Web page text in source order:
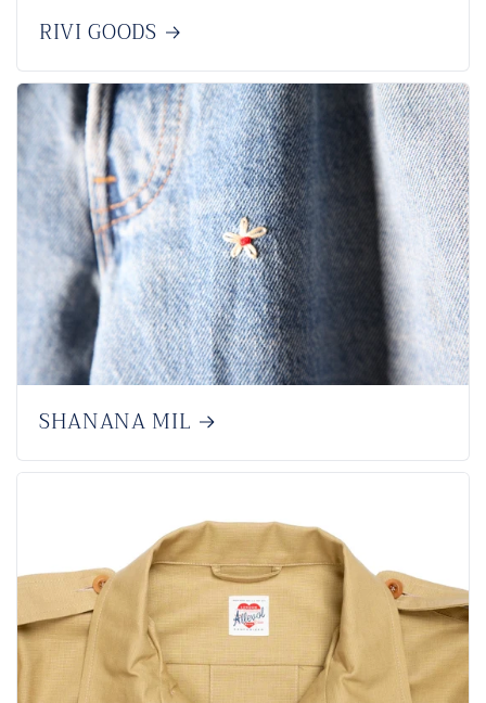
RIVI GOODS
SHANANA MIL